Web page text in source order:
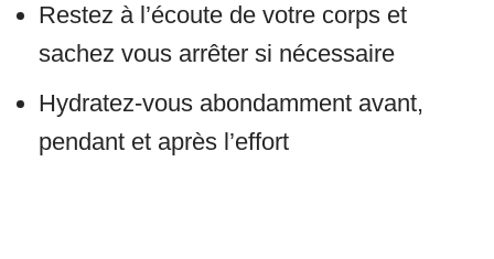
Restez à l’écoute de votre corps et
sachez vous arrêter si nécessaire
Hydratez-vous abondamment avant,
pendant et après l’effort